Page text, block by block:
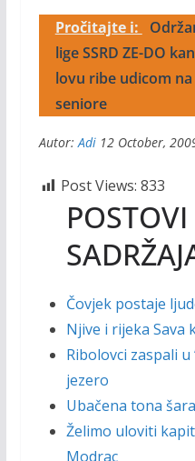
Pročitajte i:
lige SSRD ZE-DO
lovu ribe udicom
seniore
Autor:Adi12 October,
Post Views: 833
Čovjek postaje
Njive i rijeka Sava
Ribolovci zaspali
jezero
Ubačena tona
Želimo uloviti
Modrac